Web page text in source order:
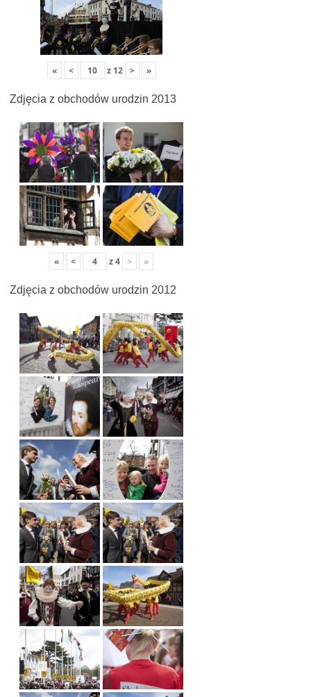
« < z 12 > »
Zdjęcia z obchodów urodzin 2013
« < z4 > »
Zdjęcia z obchodów urodzin 2012